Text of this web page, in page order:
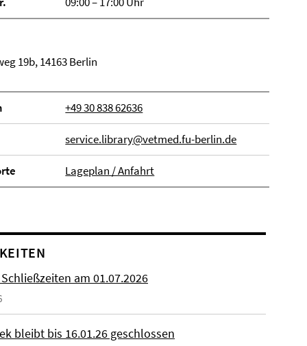
19b, 14163 Berlin
+49 30 838 62636
service.library@vetmed.fu-berlin.de
Lageplan / Anfahrt
am 01.07.2026
bleibt bis 16.01.26 geschlossen